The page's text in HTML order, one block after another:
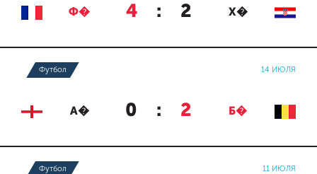
Ф� 4 : 2 Х�
Футбол 14 ИЮЛЯ
А� 0 : 2 Б�
Футбол 11 ИЮЛЯ